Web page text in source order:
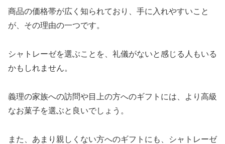
商品の価格帯が広く知られており、手に入れやすいこと
が、その理由の一つです。
シャトレーゼを選ぶことを、礼儀がないと感じる人もいる
かもしれません。
義理の家族への訪問や目上の方へのギフトには、より高級
なお菓子を選ぶと良いでしょう。
また、あまり親しくない方へのギフトにも、シャトレーゼ